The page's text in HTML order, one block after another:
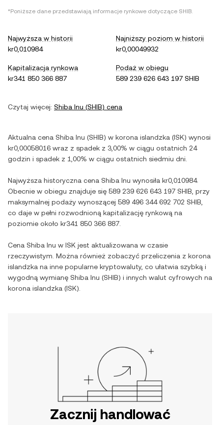
*Poniższe dane przedstawiają informacje rynkowe dotyczące SHIB.
Najwyższa w historii
kr0,010984
Najniższy poziom w historii
kr0,00049932
Kapitalizacja rynkowa
kr341 850 366 887
Podaż w obiegu
589 239 626 643 197 SHIB
Czytaj więcej: Shiba Inu (SHIB) cena
Aktualna cena Shiba Inu (SHIB) w korona islandzka (ISK) wynosi
kr0,00058016 wraz z spadek z 3,00% w ciągu ostatnich 24
godzin i spadek z 1,00% w ciągu ostatnich siedmiu dni.
Najwyższa historyczna cena Shiba Inu wynosiła kr0,010984.
Obecnie w obiegu znajduje się 589 239 626 643 197 SHIB , przy
maksymalnej podaży wynoszącej 589 496 344 692 702 SHIB
co daje w pełni rozwodnioną kapitalizację rynkową na
poziomie około kr341 850 366 887
Cena Shiba Inu w ISK jest aktualizowana w czasie
rzeczywistym. Można również zobaczyć przeliczenia z korona
islandzka na inne popularne kryptowaluty, co ułatwia szybką i
wygodną wymianę Shiba Inu (SHIB) i innych walut cyfrowych na
korona islandzka (ISK).
Zacznij handlować